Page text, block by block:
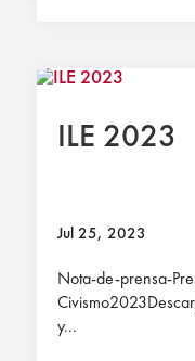
ILE 2023
Jul 25, 2023
Nota-de-prensa-
y...